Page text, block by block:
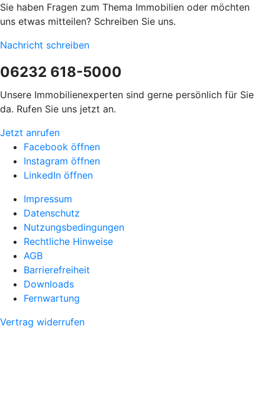
Sie haben Fragen zum Thema Immobilien oder möchten
uns etwas mitteilen? Schreiben Sie uns.
Nachricht schreiben
06232 618-5000
Unsere Immobilienexperten sind gerne persönlich für Sie
da. Rufen Sie uns jetzt an.
Jetzt anrufen
Facebook öffnen
Instagram öffnen
LinkedIn öffnen
Impressum
Datenschutz
Nutzungsbedingungen
Rechtliche Hinweise
AGB
Barrierefreiheit
Downloads
Fernwartung
Vertrag widerrufen